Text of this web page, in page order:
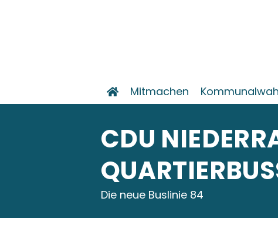
Mitmachen
CDU
Die neue Buslinie 84